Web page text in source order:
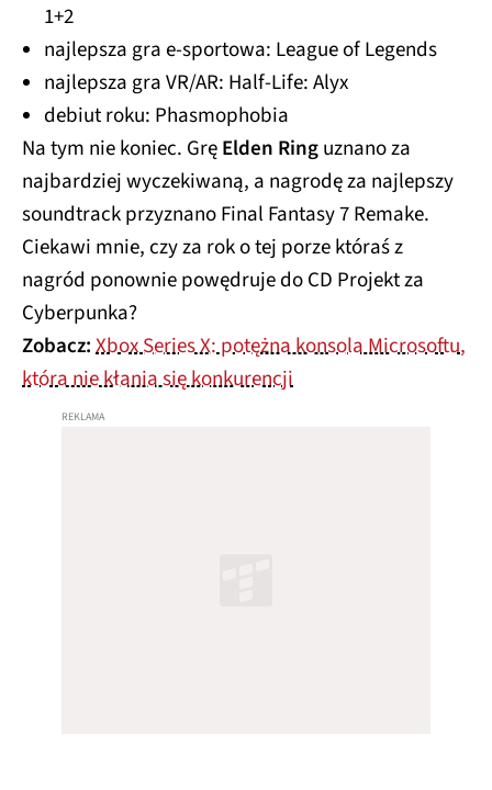
1+2
najlepsza gra e-sportowa: League of Legends
najlepsza gra VR/AR: Half-Life: Alyx
debiut roku: Phasmophobia
Na tym nie koniec. GręElden Ringuznano za
najbardziej wyczekiwaną, a nagrodę za najlepszy
soundtrack przyznano Final Fantasy 7 Remake.
Ciekawi mnie, czy za rok o tej porze któraś z
nagród ponownie powędruje do CD Projekt za
Cyberpunka?
Zobacz:Xbox Series X: potężna konsola Microsoftu,
która nie kłania się konkurencji